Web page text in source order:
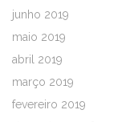
junho 2019
maio 2019
abril 2019
março 2019
fevereiro 2019